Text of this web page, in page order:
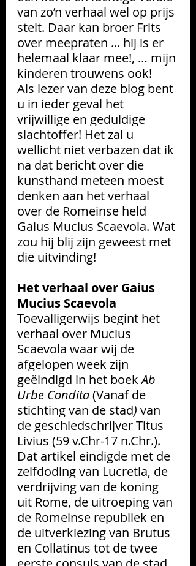
van zo’n verhaal wel op prijs
stelt. Daar kan broer Frits
over meepraten ... hij is er
helemaal klaar mee!, … mijn
kinderen trouwens ook!
Als lezer van deze blog bent
u in ieder geval het
vrijwillige en geduldige
slachtoffer! Het zal u
wellicht niet verbazen dat ik
na dat bericht over die
kunsthand meteen moest
denken aan het verhaal
over de Romeinse held
Gaius Mucius Scaevola. Wat
zou hij blij zijn geweest met
die uitvinding!
Het verhaal over Gaius
Mucius Scaevola
Toevalligerwijs begint het
verhaal over Mucius
Scaevola waar wij de
afgelopen week zijn
geëindigd in het boek Ab
Urbe Condita (Vanaf de
stichting van de stad) van
de geschiedschrijver Titus
Livius (59 v.Chr-17 n.Chr.).
Dat artikel eindigde met de
zelfdoding van Lucretia, de
verdrijving van de koning
uit Rome, de uitroeping van
de Romeinse republiek en
de uitverkiezing van Brutus
en Collatinus tot de twee